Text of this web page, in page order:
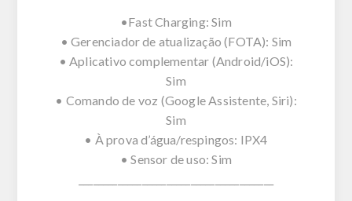
•Fast Charging: Sim
• Gerenciador de atualização (FOTA): Sim
• Aplicativo complementar (Android/iOS):
Sim
• Comando de voz (Google Assistente, Siri):
Sim
• À prova d’água/respingos: IPX4
• Sensor de uso: Sim